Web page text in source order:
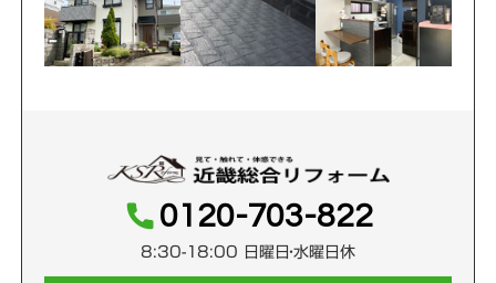
0120-703-822
8:30-18:00 日曜日・水曜日休